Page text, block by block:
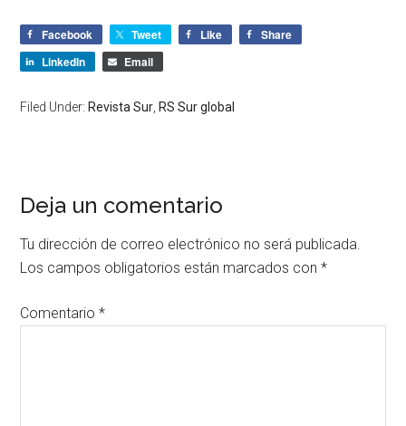
Facebook Tweet Like
Share
LinkedIn
Email
Filed Under:Revista Sur ,RS Sur global
Deja un comentario
Tu dirección de correo electrónico no será publicada.
Los campos obligatorios están marcados con*
Comentario*